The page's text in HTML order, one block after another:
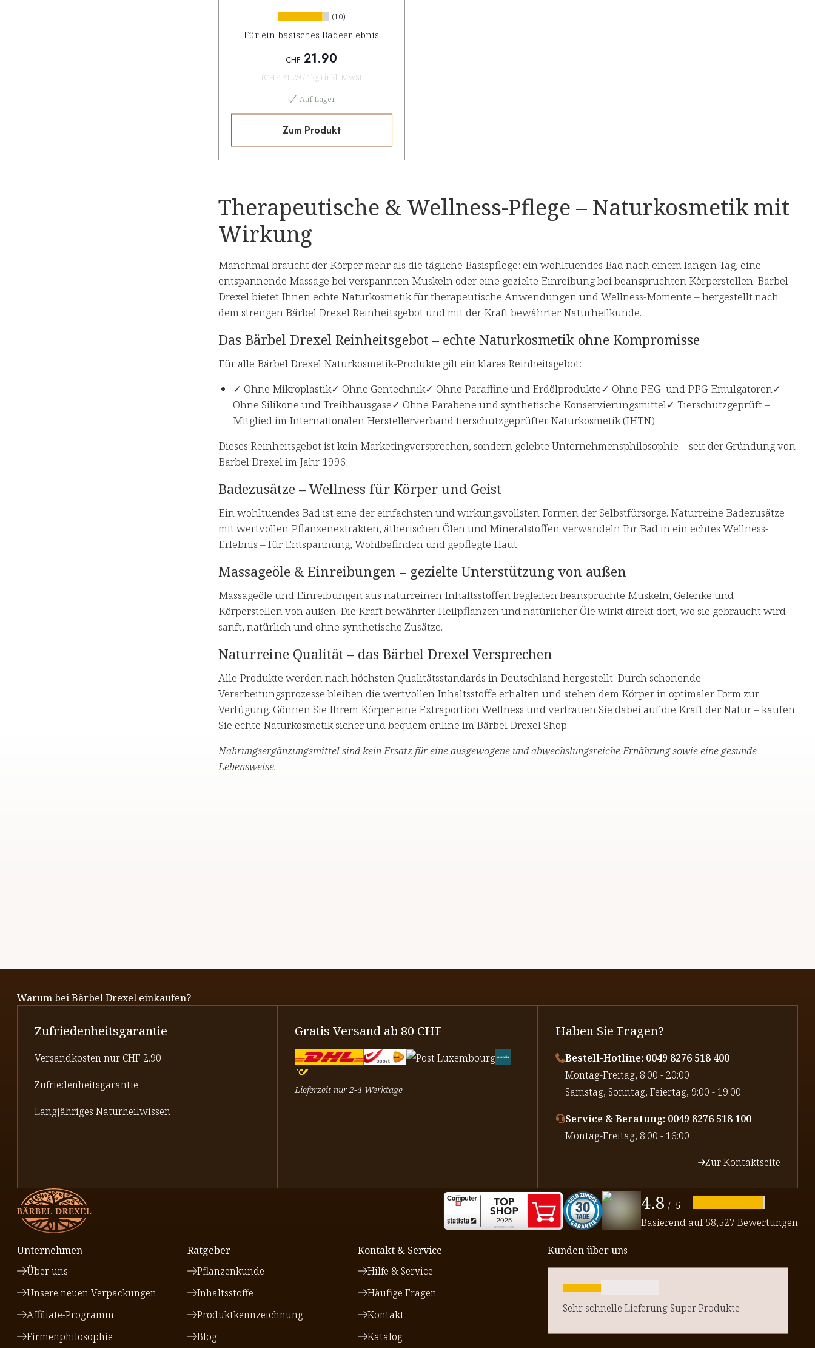
(10)
Für ein basisches Badeerlebnis
CHF 21.90
(CHF 31.29 / 1kg) inkl. MwSt
Auf Lager
Zum Produkt
Therapeutische & Wellness-Pflege – Naturkosmetik mit
Wirkung
Manchmal braucht der Körper mehr als die tägliche Basispflege: ein wohltuendes Bad nach einem langen Tag, eine
entspannende Massage bei verspannten Muskeln oder eine gezielte Einreibung bei beanspruchten Körperstellen. Bärbel
Drexel bietet Ihnen echte Naturkosmetik für therapeutische Anwendungen und Wellness-Momente – hergestellt nach
dem strengen Bärbel Drexel Reinheitsgebot und mit der Kraft bewährter Naturheilkunde.
Das Bärbel Drexel Reinheitsgebot – echte Naturkosmetik ohne Kompromisse
Für alle Bärbel Drexel Naturkosmetik-Produkte gilt ein klares Reinheitsgebot:
✓ Ohne Mikroplastik✓ Ohne Gentechnik✓ Ohne Paraffine und Erdölprodukte✓ Ohne PEG- und PPG-Emulgatoren✓
Ohne Silikone und Treibhausgase✓ Ohne Parabene und synthetische Konservierungsmittel✓ Tierschutzgeprüft –
Mitglied im Internationalen Herstellerverband tierschutzgeprüfter Naturkosmetik (IHTN)
Dieses Reinheitsgebot ist kein Marketingversprechen, sondern gelebte Unternehmensphilosophie – seit der Gründung von
Bärbel Drexel im Jahr 1996.
Badezusätze – Wellness für Körper und Geist
Ein wohltuendes Bad ist eine der einfachsten und wirkungsvollsten Formen der Selbstfürsorge. Naturreine Badezusätze
mit wertvollen Pflanzenextrakten, ätherischen Ölen und Mineralstoffen verwandeln Ihr Bad in ein echtes Wellness-
Erlebnis – für Entspannung, Wohlbefinden und gepflegte Haut.
Massageöle & Einreibungen – gezielte Unterstützung von außen
Massageöle und Einreibungen aus naturreinen Inhaltsstoffen begleiten beanspruchte Muskeln, Gelenke und
Körperstellen von außen. Die Kraft bewährter Heilpflanzen und natürlicher Öle wirkt direkt dort, wo sie gebraucht wird –
sanft, natürlich und ohne synthetische Zusätze.
Naturreine Qualität – das Bärbel Drexel Versprechen
Alle Produkte werden nach höchsten Qualitätsstandards in Deutschland hergestellt. Durch schonende
Verarbeitungsprozesse bleiben die wertvollen Inhaltsstoffe erhalten und stehen dem Körper in optimaler Form zur
Verfügung. Gönnen Sie Ihrem Körper eine Extraportion Wellness und vertrauen Sie dabei auf die Kraft der Natur – kaufen
Sie echte Naturkosmetik sicher und bequem online im Bärbel Drexel Shop.
Nahrungsergänzungsmittel sind kein Ersatz für eine ausgewogene und abwechslungsreiche Ernährung sowie eine gesunde
Lebensweise.
Warum bei Bärbel Drexel einkaufen?
Zufriedenheitsgarantie
Versandkosten nur CHF 2.90
Zufriedenheitsgarantie
Langjähriges Naturheilwissen
Gratis Versand ab 80 CHF
Lieferzeit nur 2-4 Werktage
Haben Sie Fragen?
Bestell-Hotline: 0049 8276 518 400
⁠Montag-Freitag, 8:00 - 20:00
⁠Samstag, Sonntag, Feiertag, 9:00 - 19:00
Service & Beratung: 0049 8276 518 100
⁠Montag-Freitag, 8:00 - 16:00
Zur Kontaktseite
4.8 / 5
Basierend auf58,527 Bewertungen
Unternehmen
Über uns
Unsere neuen Verpackungen
Affiliate-Programm
Firmenphilosophie
Ratgeber
Pflanzenkunde
Inhaltsstoffe
Produktkennzeichnung
Blog
Kontakt & Service
Hilfe & Service
Häufige Fragen
Kontakt
Katalog
Kunden über uns
Sehr schnelle Lieferung Super Produkte